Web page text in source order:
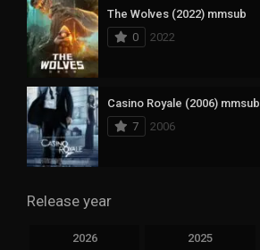
The Wolves (2022) mmsub
0
2022
Casino Royale (2006) mmsub
7
2006
Release year
2026 2025